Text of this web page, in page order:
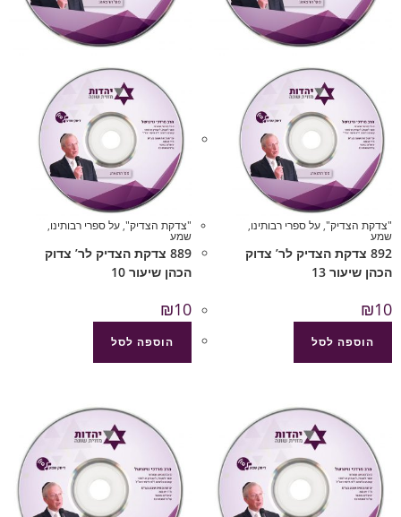
"צדקת הצדיק",על ספרי רבותינו,
שמע
892 צדקת הצדיק לר’ צדוק
הכהן שיעור 13
₪10
הוספה לסל
"צדקת הצדיק",על ספרי רבותינו,
שמע
889 צדקת הצדיק לר’ צדוק
הכהן שיעור 10
₪10
הוספה לסל